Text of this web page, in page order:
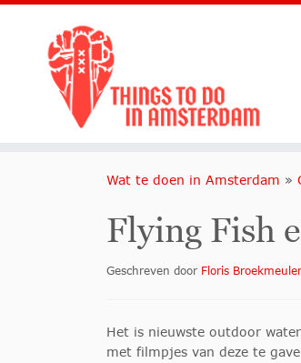
Wat te doen in Amsterdam »
Flying Fish
Geschreven door Floris
Het is nieuwste outdoor
met filmpjes van deze te